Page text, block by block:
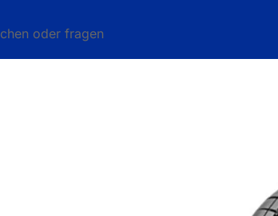
oder fragen